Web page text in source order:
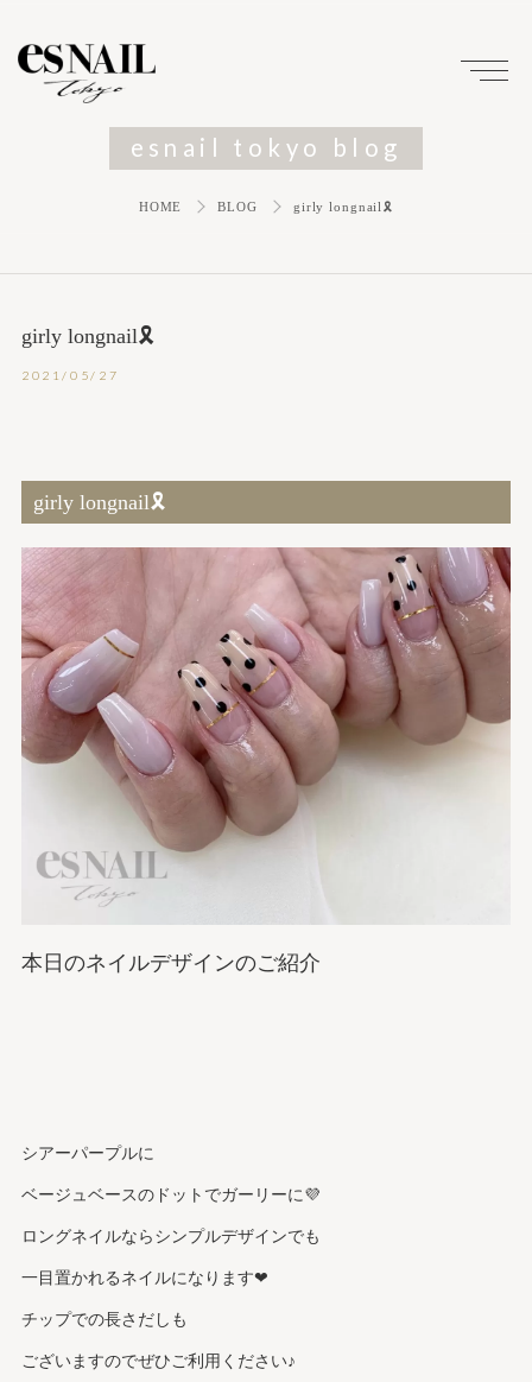
esnail tokyo blog
HOME BLOG girly longnail🎗
girly longnail🎗
2021/05/27
girly longnail🎗
本日のネイルデザインのご紹介
シアーパープルに
ベージュベースのドットでガーリーに💜
ロングネイルならシンプルデザインでも
一目置かれるネイルになります❤︎
チップでの長さだしも
ございますのでぜひご利用ください♪